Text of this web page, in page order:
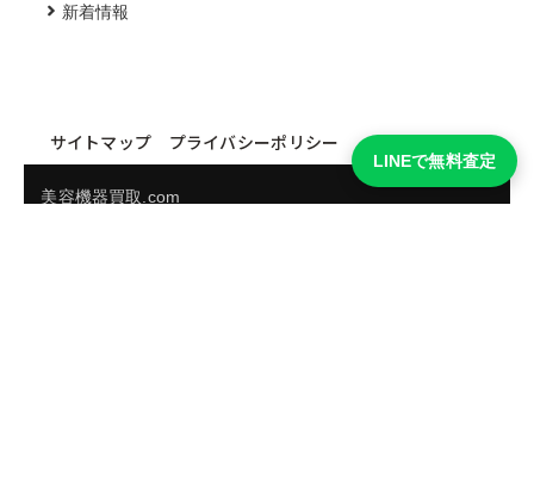
新着情報
サイトマップ プライバシーポリシー
美容機器買取.com
LINEで無料査定